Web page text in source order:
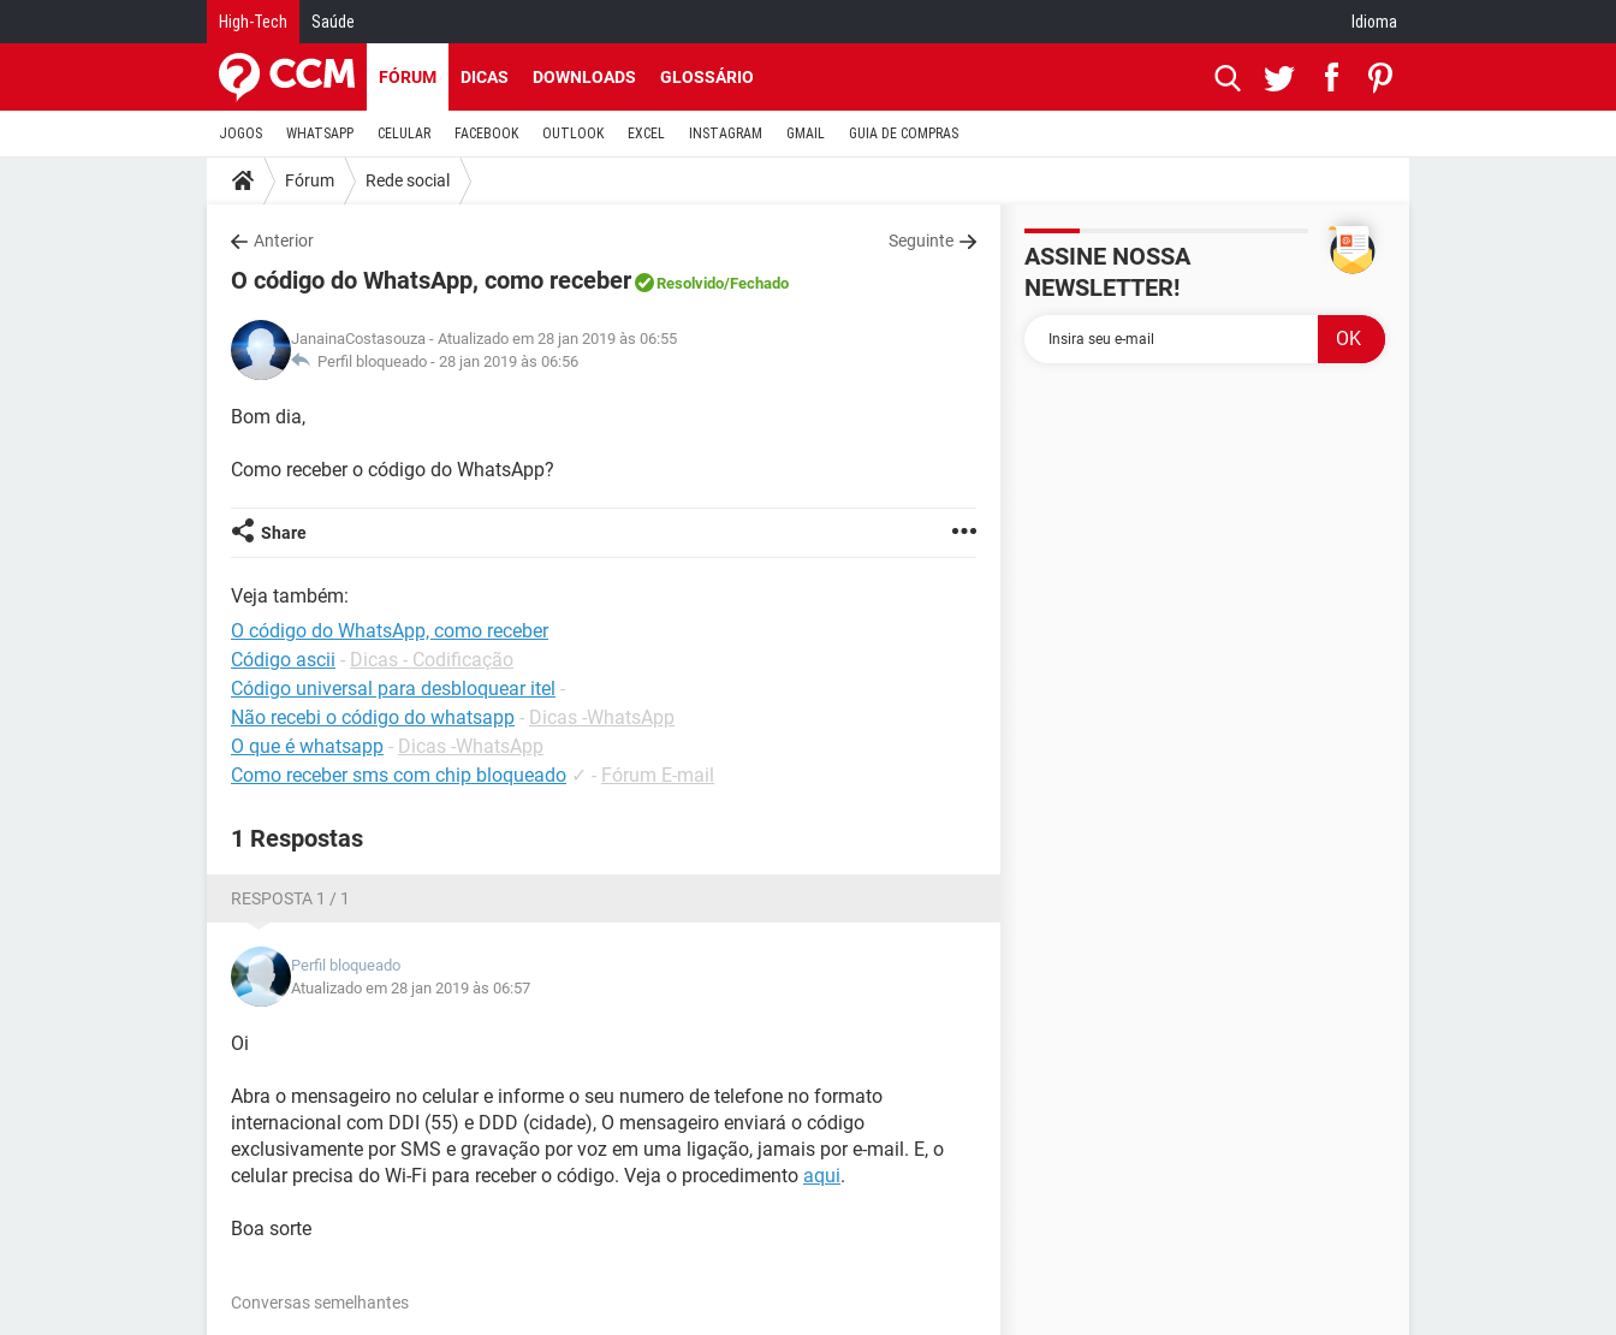
High-Tech Saúde Idioma
FÓRUM DICAS DOWNLOADS GLOSSÁRIO
JOGOS WHATSAPP CELULAR FACEBOOK OUTLOOK EXCEL INSTAGRAM GMAIL GUIA DE COMPRAS
Fórum Rede social
Anterior Seguinte
O código do WhatsApp, como receber Resolvido/Fechado
JanainaCostasouza - Atualizado em 28 jan 2019 às 06:55
Perfil bloqueado - 28 jan 2019 às 06:56
Bom dia,
Como receber o código do WhatsApp?
Share
Veja também:
O código do WhatsApp, como receber
Código ascii - Dicas - Codificação
Código universal para desbloquear itel -
Não recebi o código do whatsapp - Dicas -WhatsApp
O que é whatsapp - Dicas -WhatsApp
Como receber sms com chip bloqueado ✓ - Fórum E-mail
1 Respostas
RESPOSTA 1 / 1
Perfil bloqueado
Atualizado em 28 jan 2019 às 06:57
Oi
Abra o mensageiro no celular e informe o seu numero de telefone no formato
internacional com DDI (55) e DDD (cidade), O mensageiro enviará o código
exclusivamente por SMS e gravação por voz em uma ligação, jamais por e-mail. E, o
celular precisa do Wi-Fi para receber o código. Veja o procedimento aqui.
Boa sorte
Conversas semelhantes
ASSINE NOSSA
NEWSLETTER!